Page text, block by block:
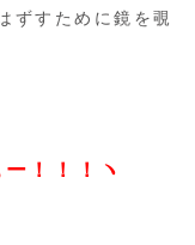
ずすために鏡を覗
！！！ヽ